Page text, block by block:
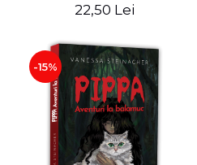
22,50 Lei
-15%